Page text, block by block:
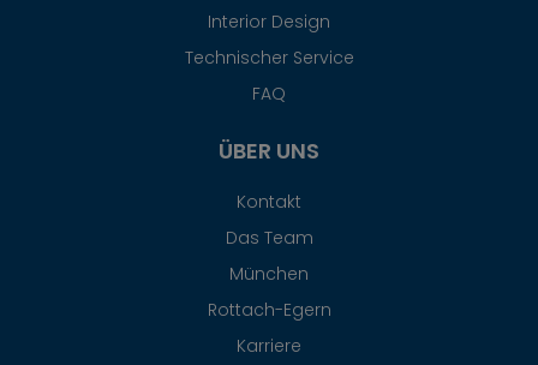
Interior Design
Technischer Service
FAQ
ÜBER UNS
Kontakt
Das Team
München
Rottach-Egern
Karriere